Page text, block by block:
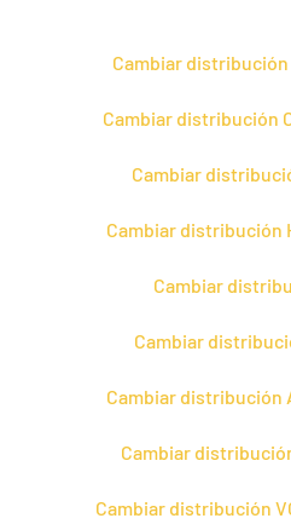
Cambiar distribución
Cambiar distribución
Cambiar
Cambiar distribución
Cambiar
Cambiar
Cambiar distribución
Cambiar
Cambiar distribución